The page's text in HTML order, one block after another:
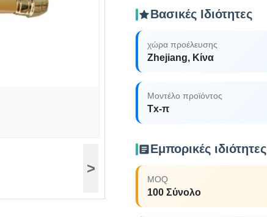
>
Βασικές Ιδιότητες
χώρα προέλευσης
Zhejiang, Κίνα
Μοντέλο προϊόντος
Tx-π
Εμπορικές ιδιότητες
MOQ
100 Σύνολο